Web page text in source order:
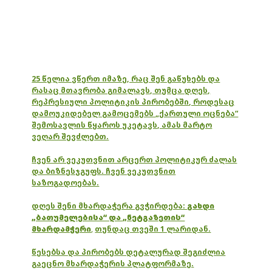
25 წელია ვწერთ იმაზე, რაც შენ გაწუხებს და
რასაც მთავრობა გიმალავს, თუმცა დღეს,
რეპრესიული პოლიტიკის პირობებში, როდესაც
დამოუკიდებელ გამოცემებს „ქართული ოცნება“
შემოსავლის წყაროს უკეტავს, ამას მარტო
ვეღარ შევძლებთ.
ჩვენ არ ვეკუთვნით არცერთ პოლიტიკურ ძალას
და ბიზნესჯგუფს. ჩვენ ვეკუთვნით
საზოგადოებას.
დღეს შენი მხარდაჭერა გვჭირდება: გახდი
„ბათუმელებისა“ და „ნეტგაზეთის“
მხარდამჭერი, თუნდაც თვეში 1 ლარიდან.
წესებსა და პირობებს დეტალურად შეგიძლია
გაეცნო მხარდაჭერის პლატფორმაზე.